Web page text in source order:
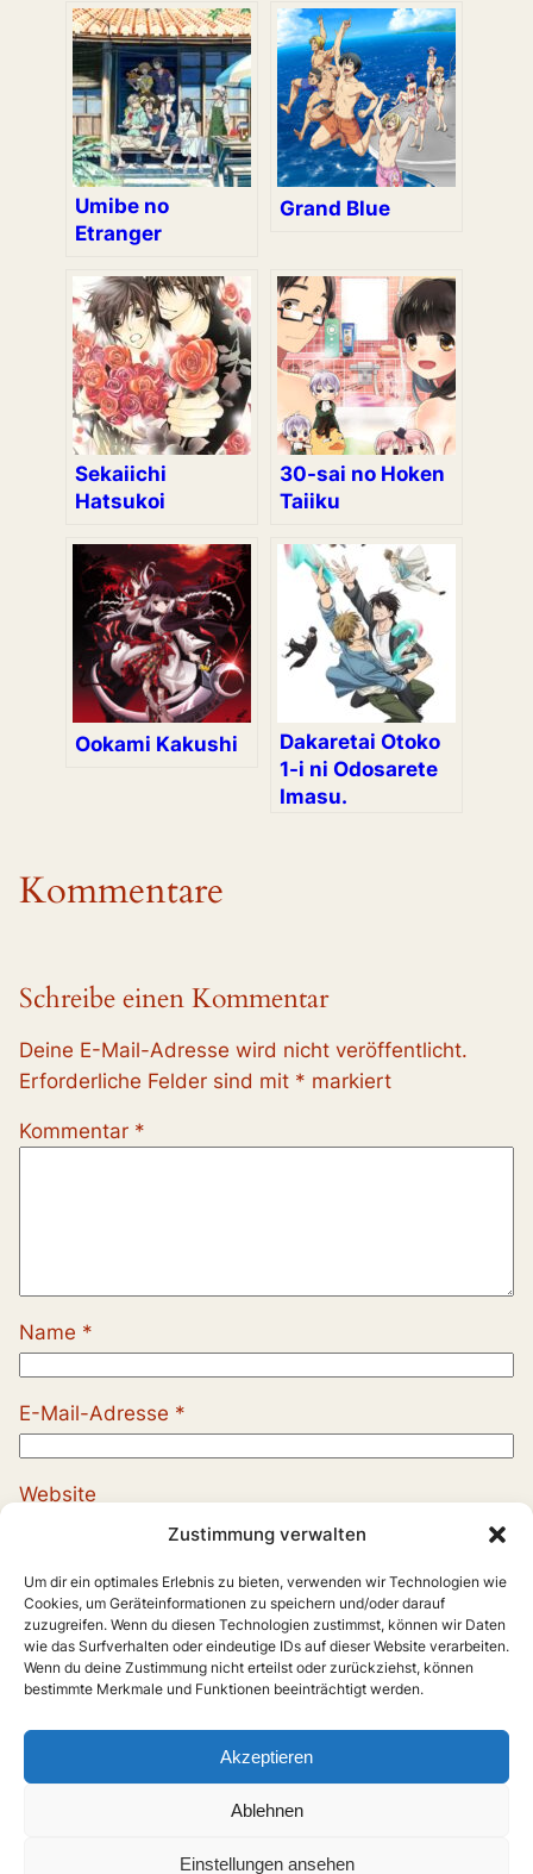
Zustimmung verwalten
Um dir ein optimales Erlebnis zu bieten, verwenden wir Technologien wie
Cookies, um Geräteinformationen zu speichern und/oder darauf
zuzugreifen. Wenn du diesen Technologien zustimmst, können wir Daten
wie das Surfverhalten oder eindeutige IDs auf dieser Website verarbeiten.
Wenn du deine Zustimmung nicht erteilst oder zurückziehst, können
bestimmte Merkmale und Funktionen beeinträchtigt werden.
Akzeptieren
Ablehnen
Einstellungen ansehen
Umibe no
Etranger
Grand Blue
Sekaiichi
Hatsukoi
30-sai no Hoken
Taiiku
Ookami Kakushi
Dakaretai Otoko
1-i ni Odosarete
Imasu.
Kommentare
Schreibe einen Kommentar
Deine E-Mail-Adresse wird nicht veröffentlicht.
Erforderliche Felder sind mit * markiert
Kommentar *
Name *
E-Mail-Adresse *
Website